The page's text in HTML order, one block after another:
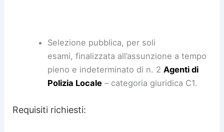
Selezione pubblica, per soli
esami, finalizzata all’assunzione a tempo
pieno e indeterminato di n. 2 Agenti di
Polizia Locale– categoria giuridica C1.
Requisiti richiesti: